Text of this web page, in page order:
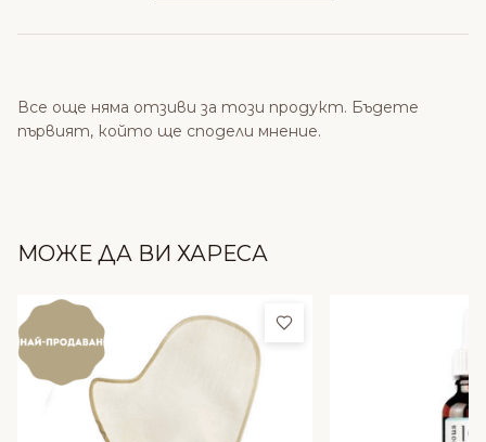
Все още няма отзиви за този продукт. Бъдете
първият, който ще сподели мнение.
МОЖЕ ДА ВИ ХАРЕСА
Добави в любими